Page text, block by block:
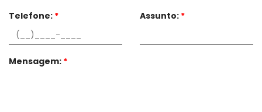
Telefone: * Assunto: *
Mensagem: *